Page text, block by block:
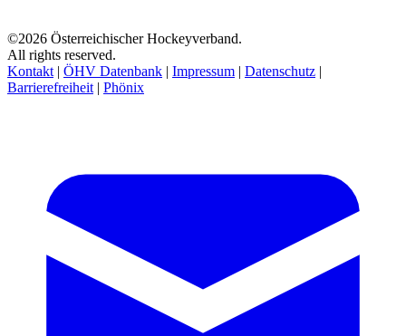
©2026 Österreichischer Hockeyverband.
All rights reserved.
Kontakt | ÖHV Datenbank | Impressum | Datenschutz |
Barrierefreiheit | Phönix